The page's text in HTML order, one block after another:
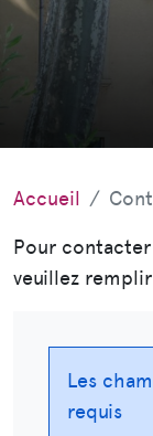
Accueil
Pour
veuillez
Les
requis